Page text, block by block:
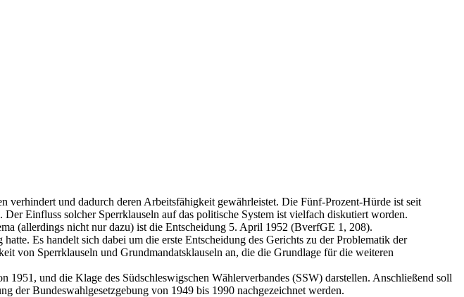
verhindert und dadurch deren Arbeitsfähigkeit gewährleistet. Die Fünf-Prozent-Hürde ist seit
Einfluss solcher Sperrklauseln auf das politische System ist vielfach diskutiert worden.
(allerdings nicht nur dazu) ist die Entscheidung 5. April 1952 (BverfGE 1, 208).
Es handelt sich dabei um die erste Entscheidung des Gerichts zu der Problematik der
von Sperrklauseln und Grundmandatsklauseln an, die die Grundlage für die weiteren
und die Klage des Südschleswigschen Wählerverbandes (SSW) darstellen. Anschließend soll
der Bundeswahlgesetzgebung von 1949 bis 1990 nachgezeichnet werden.